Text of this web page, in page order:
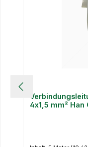
4x1,5 mm² Han